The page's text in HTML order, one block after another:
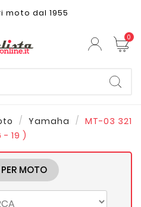
moto dal 1955
0
Yamaha
MT-03 321
- 19 )
MOTO